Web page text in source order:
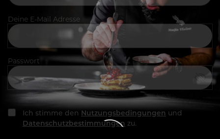
Deine E-Mail Adresse
Passwort
Ich stimme den Nutzungsbedingungen und
Datenschutzbestimmungen zu.